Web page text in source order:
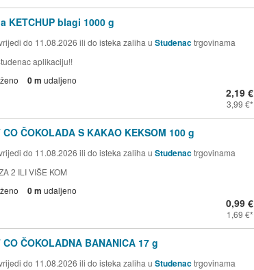
KETCHUP blagi 1000 g
do 11.08.2026 ili do isteka zaliha u Studenactrgovinama
aplikaciju!!
0 m udaljeno
2,19 €
3,99 €
CO ČOKOLADA S KAKAO KEKSOM 100 g
do 11.08.2026 ili do isteka zaliha u Studenactrgovinama
2 ILI VIŠE KOM
0 m udaljeno
0,99 €
1,69 €
CO ČOKOLADNA BANANICA 17 g
do 11.08.2026 ili do isteka zaliha u Studenactrgovinama